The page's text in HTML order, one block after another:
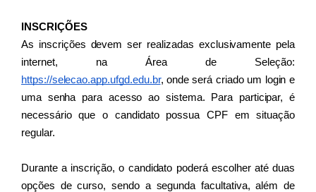
INSCRIÇÕES
As inscrições devem ser realizadas exclusivamente pela
https://selecao.app.ufgd.edu.br, onde será criado um login e
uma senha para acesso ao sistema. Para participar, é
necessário que o candidato possua CPF em situação
regular.
Durante a inscrição, o candidato poderá escolher até duas
opções de curso, sendo a segunda facultativa, além de